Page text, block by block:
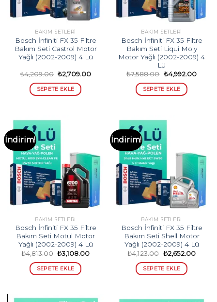
BAKIM SETLERI
Bosch İnfiniti FX 35 Filtre
Bakım Seti Castrol Motor
Yağlı (2002-2009) 4 Lü
₺4,209.00 Orijinal
fiyat:
₺4,209.00.
₺2,709.00Şu
SEPETE EKLE
BAKIM SETLERI
Bosch İnfiniti FX 35 Filtre
Bakım Seti Liqui Moly
Motor Yağlı (2002-2009) 4
Lü
₺7,588.00 Orijinal
fiyat:
₺7,588.00.
₺4,992.00Şu
SEPETE EKLE
İndirim!
BAKIM SETLERI
Bosch İnfiniti FX 35 Filtre
Bakım Seti Motul Motor
Yağlı (2002-2009) 4 Lü
₺4,813.00 Orijinal
fiyat:
₺4,813.00.
₺3,108.00Şu
SEPETE EKLE
İndirim!
BAKIM SETLERI
Bosch İnfiniti FX 35 Filtre
Bakım Seti Shell Motor
Yağlı (2002-2009) 4 Lü
₺4,123.00 Orijinal
fiyat:
₺4,123.00.
₺2,652.00Şu
SEPETE EKLE